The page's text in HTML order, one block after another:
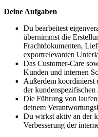
Deine Aufgaben
Du bearbeitest
übernimmst die
Frachtdokumenten,
exportrelevanten
Das Customer-Care
Kunden und internen
Außerdem koordinierst
der
Die Führung von
deinem
Du wirkst aktiv an der
Verbesserung der